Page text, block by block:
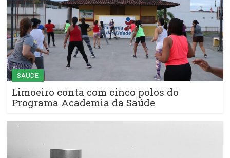
SAÚDE
Limoeiro conta com cinco polos do
Programa Academia da Saúde